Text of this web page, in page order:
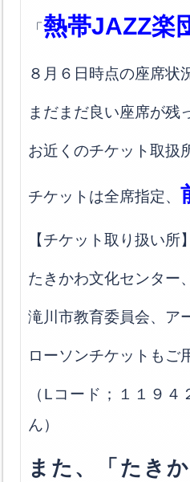
「熱帯JAZZ楽
８月６日時点の座席状
まだまだ良い座席が残
お近くのチケット取扱
チケットは全席指定、
【チケット取り扱い所】
たきかわ文化センター
滝川市教育委員会、ア
ローソンチケットもご
（Lコード；１１９
ん）
また、「たき